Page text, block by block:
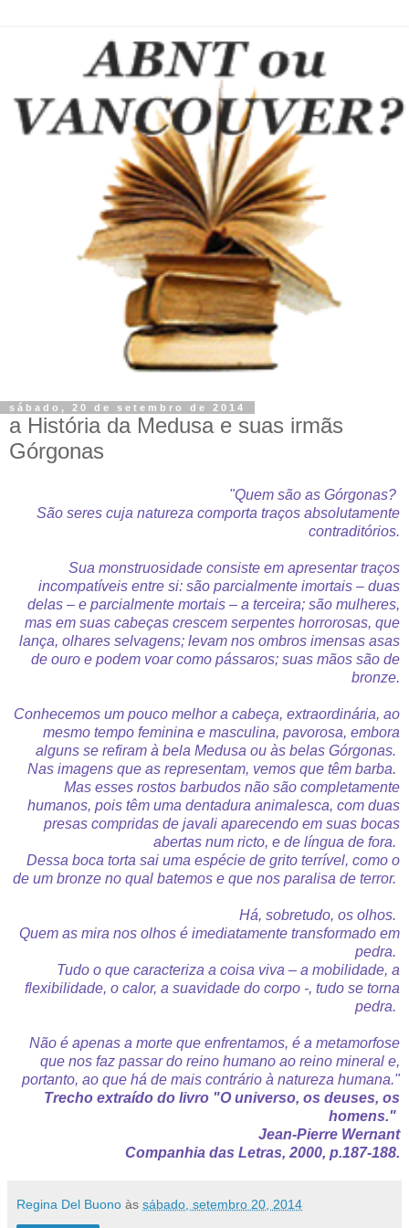
sábado, 20 de setembro de 2014
a História da Medusa e suas irmãs
Górgonas
"Quem são as Górgonas?
São seres cuja natureza comporta traços absolutamente
contraditórios.
Sua monstruosidade consiste em apresentar traços
incompatíveis entre si: são parcialmente imortais – duas
delas – e parcialmente mortais – a terceira; são mulheres,
mas em suas cabeças crescem serpentes horrorosas, que
lança, olhares selvagens; levam nos ombros imensas asas
de ouro e podem voar como pássaros; suas mãos são de
bronze.
Conhecemos um pouco melhor a cabeça, extraordinária, ao
mesmo tempo feminina e masculina, pavorosa, embora
alguns se refiram à bela Medusa ou às belas Górgonas.
Nas imagens que as representam, vemos que têm barba.
Mas esses rostos barbudos não são completamente
humanos, pois têm uma dentadura animalesca, com duas
presas compridas de javali aparecendo em suas bocas
abertas num ricto, e de língua de fora.
Dessa boca torta sai uma espécie de grito terrível, como o
de um bronze no qual batemos e que nos paralisa de terror.
Há, sobretudo, os olhos.
Quem as mira nos olhos é imediatamente transformado em
pedra.
Tudo o que caracteriza a coisa viva – a mobilidade, a
flexibilidade, o calor, a suavidade do corpo -, tudo se torna
pedra.
Não é apenas a morte que enfrentamos, é a metamorfose
que nos faz passar do reino humano ao reino mineral e,
portanto, ao que há de mais contrário à natureza humana."
Trecho extraído do livro "O universo, os deuses, os
homens."
Jean-Pierre Wernant
Companhia das Letras, 2000, p.187-188.
Regina Del Buono às sábado, setembro 20, 2014